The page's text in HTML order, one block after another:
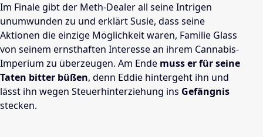
Im Finale gibt der Meth-Dealer all seine Intrigen
unumwunden zu und erklärt Susie, dass seine
Aktionen die einzige Möglichkeit waren, Familie Glass
von seinem ernsthaften Interesse an ihrem Cannabis-
Imperium zu überzeugen. Am Ende muss er für seine
Taten bitter büßen, denn Eddie hintergeht ihn und
lässt ihn wegen Steuerhinterziehung ins Gefängnis
stecken.